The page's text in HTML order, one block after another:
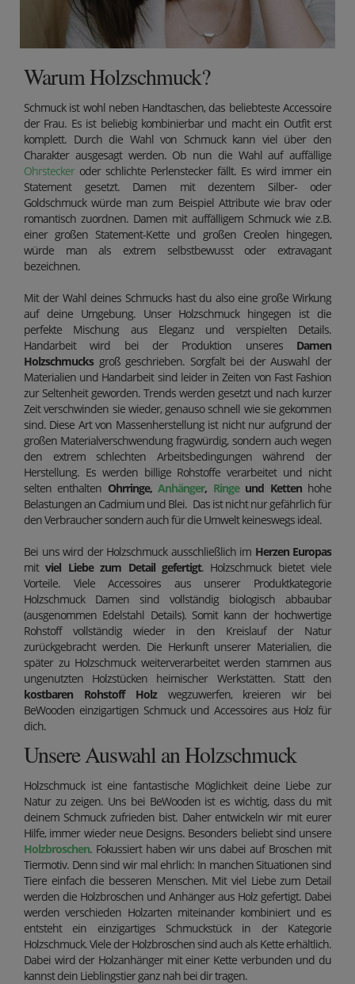
Warum Holzschmuck?
Schmuck ist wohl neben Handtaschen, das beliebteste Accessoire
der Frau. Es ist beliebig kombinierbar und macht ein Outfit erst
komplett. Durch die Wahl von Schmuck kann viel über den
Charakter ausgesagt werden. Ob nun die Wahl auf auffällige
Ohrsteckeroder schlichte Perlenstecker fällt. Es wird immer ein
Statement gesetzt. Damen mit dezentem Silber- oder
Goldschmuck würde man zum Beispiel Attribute wie brav oder
romantisch zuordnen. Damen mit auffälligem Schmuck wie z.B.
einer großen Statement-Kette und großen Creolen hingegen,
würde man als extrem selbstbewusst oder extravagant
bezeichnen.
Mit der Wahl deines Schmucks hast du also eine große Wirkung
auf deine Umgebung. Unser Holzschmuck hingegen ist die
perfekte Mischung aus Eleganz und verspielten Details.
Handarbeit wird bei der Produktion unseres Damen
Holzschmucksgroß geschrieben. Sorgfalt bei der Auswahl der
Materialien und Handarbeit sind leider in Zeiten von Fast Fashion
zur Seltenheit geworden. Trends werden gesetzt und nach kurzer
Zeit verschwinden sie wieder, genauso schnell wie sie gekommen
sind. Diese Art von Massenherstellung ist nicht nur aufgrund der
großen Materialverschwendung fragwürdig, sondern auch wegen
den extrem schlechten Arbeitsbedingungen während der
Herstellung. Es werden billige Rohstoffe verarbeitet und nicht
selten enthalten Ohrringe,Anhänger, Ringeund Kettenhohe
Belastungen an Cadmium und Blei. Das ist nicht nur gefährlich für
den Verbraucher sondern auch für die Umwelt keineswegs ideal.
Bei uns wird der Holzschmuck ausschließlich im Herzen Europas
mitviel Liebe zum Detail gefertigt. Holzschmuck bietet viele
Vorteile. Viele Accessoires aus unserer Produktkategorie
Holzschmuck Damen sind vollständig biologisch abbaubar
(ausgenommen Edelstahl Details). Somit kann der hochwertige
Rohstoff vollständig wieder in den Kreislauf der Natur
zurückgebracht werden. Die Herkunft unserer Materialien, die
später zu Holzschmuck weiterverarbeitet werden stammen aus
ungenutzten Holzstücken heimischer Werkstätten. Statt den
kostbaren Rohstoff Holzwegzuwerfen, kreieren wir bei
BeWooden einzigartigen Schmuck und Accessoires aus Holz für
dich.
Unsere Auswahl an Holzschmuck
Holzschmuck ist eine fantastische Möglichkeit deine Liebe zur
Natur zu zeigen. Uns bei BeWooden ist es wichtig, dass du mit
deinem Schmuck zufrieden bist. Daher entwickeln wir mit eurer
Hilfe, immer wieder neue Designs. Besonders beliebt sind unsere
Holzbroschen. Fokussiert haben wir uns dabei auf Broschen mit
Tiermotiv. Denn sind wir mal ehrlich: In manchen Situationen sind
Tiere einfach die besseren Menschen. Mit viel Liebe zum Detail
werden die Holzbroschen und Anhänger aus Holz gefertigt. Dabei
werden verschieden Holzarten miteinander kombiniert und es
entsteht ein einzigartiges Schmuckstück in der Kategorie
Holzschmuck. Viele der Holzbroschen sind auch als Kette erhältlich.
Dabei wird der Holzanhänger mit einer Kette verbunden und du
kannst dein Lieblingstier ganz nah bei dir tragen.